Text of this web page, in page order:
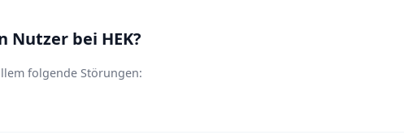
Nutzer bei HEK?
folgende Störungen: